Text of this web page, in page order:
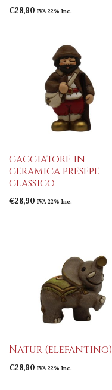
€28,90 IVA 22% Inc.
cacciatore in
ceramica presepe
classico
€28,90 IVA 22% Inc.
Natur (elefantino)
€28,90 IVA 22% Inc.